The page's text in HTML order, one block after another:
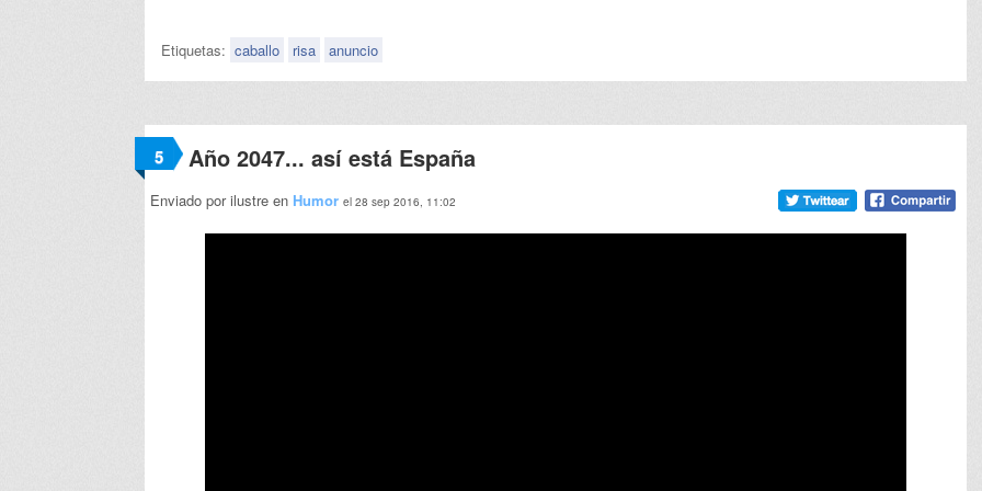
Etiquetas: caballo risa anuncio
5 Año 2047... así está España
Enviado por ilustre en Humor el 28 sep 2016, 11:02